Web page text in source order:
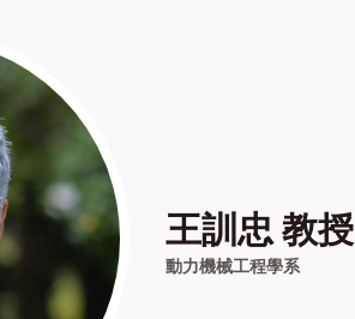
王訓忠 教授
動力機械工程學系